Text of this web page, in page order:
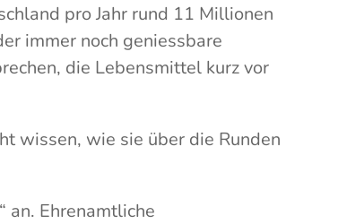
pro Jahr rund 11 Millionen
immer noch geniessbare
die Lebensmittel kurz vor
wissen, wie sie über die Runden
an. Ehrenamtliche